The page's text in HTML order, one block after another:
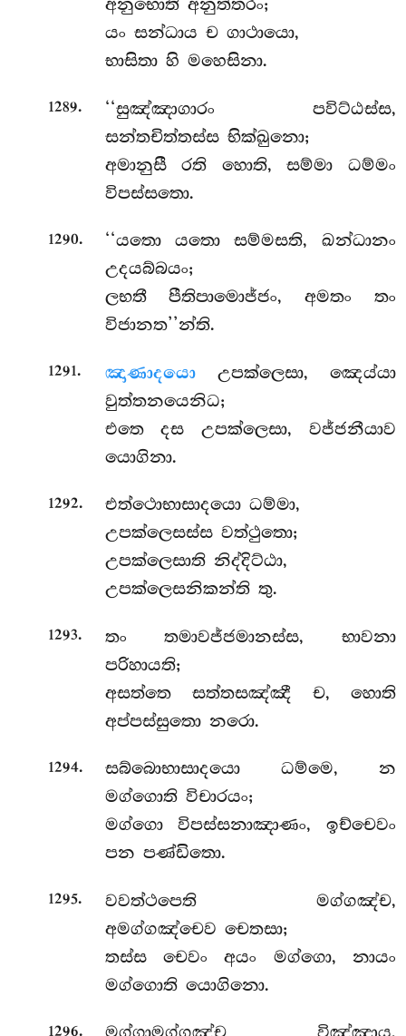
අනුභොති අනුත්තරං;
යං සන්ධාය ච ගාථායො,
භාසිතා හි මහෙසිනා.
1289.
‘‘සුඤ්ඤාගාරං පවිට්ඨස්ස,
සන්තචිත්තස්ස භික්ඛුනො;
අමානුසී රති හොති, සම්මා ධම්මං
විපස්සතො.
1290.
‘‘යතො යතො සම්මසති, ඛන්ධානං
උදයබ්බයං;
ලභතී පීතිපාමොජ්ජං, අමතං තං
විජානත’’න්ති.
1291. ඤාණාදයොඋපක්ලෙසා, ඤෙය්යා
වුත්තනයෙනිධ;
එතෙ දස උපක්ලෙසා, වජ්ජනීයාව
යොගිනා.
1292.
එත්ථොභාසාදයො ධම්මා,
උපක්ලෙසස්ස වත්ථුතො;
උපක්ලෙසාති නිද්දිට්ඨා,
උපක්ලෙසනිකන්ති තු.
1293. තංතමාවජ්ජමානස්ස, භාවනා
පරිහායති;
අසත්තෙ සත්තසඤ්ඤී ච, හොති
අප්පස්සුතො නරො.
1294. සබ්බොභාසාදයො ධම්මෙ, න
මග්ගොති විචාරයං;
මග්ගො විපස්සනාඤාණං, ඉච්චෙවං
පන පණ්ඩිතො.
1295.
වවත්ථපෙති මග්ගඤ්ච,
අමග්ගඤ්චෙව චෙතසා;
තස්ස චෙවං අයං මග්ගො, නායං
මග්ගොති යොගිනො.
1296.